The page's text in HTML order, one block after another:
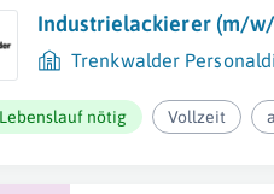
Industrielackierer (m/
Trenkwalder
nötig Vollzeit